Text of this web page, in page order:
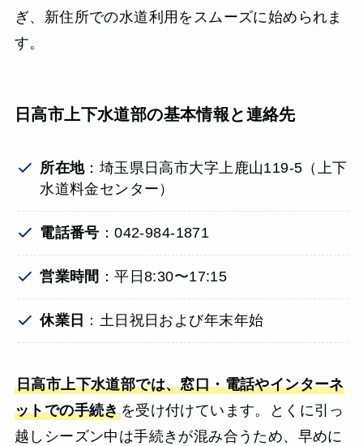
ぎ、新住所での水道利用をスムーズに始められま
す。
日高市上下水道部の基本情報と連絡先
所在地：埼玉県日高市大字上鹿山119-5（上下
水道料金センター）
電話番号 ：042-984-1871
営業時間 ：平日8:30〜17:15
休業日 ：土日祝日および年末年始
日高市上下水道部では、窓口・電話やインターネ
ットでの手続きを受け付けています。とくに引っ
越しシーズン中は手続きが混み合うため、早めに